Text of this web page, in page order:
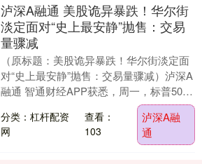
泸深A融通 美股诡异暴跌！华尔街
淡定面对“史上最安静”抛售：交易
量骤减
（原标题：美股诡异暴跌！华尔街淡定面
对“史上最安静”抛售：交易量骤减）泸深A
融通 智通财经APP获悉，周一，标普500
指数再次暴跌，美元暴跌，金价飙升至新
高，但....
分类：杠杆配资
网
查看：
103
泸深A融
通